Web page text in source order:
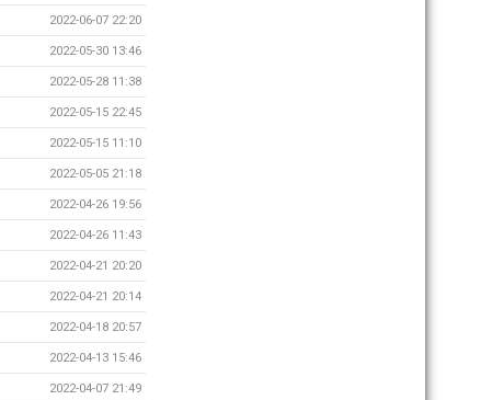
2022-06-07 22:20
2022-05-30 13:46
2022-05-28 11:38
2022-05-15 22:45
2022-05-15 11:10
2022-05-05 21:18
2022-04-26 19:56
2022-04-26 11:43
2022-04-21 20:20
2022-04-21 20:14
2022-04-18 20:57
2022-04-13 15:46
2022-04-07 21:49